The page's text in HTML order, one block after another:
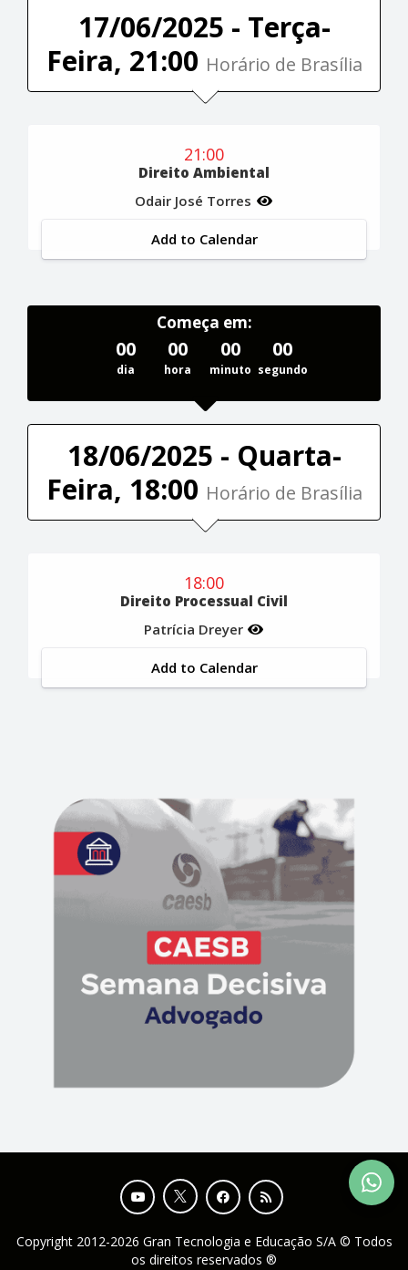
17/06/2025 - Terça-
Feira, 21:00 Horário de Brasília
21:00
Direito Ambiental
Odair José Torres
Add to Calendar
Começa em:
00
dia
00
hora
00
minuto
00
segundo
18/06/2025 - Quarta-
Feira, 18:00 Horário de Brasília
18:00
Direito Processual Civil
Patrícia Dreyer
Add to Calendar
Copyright 2012-2026 Gran Tecnologia e Educação S/A © Todos
os direitos reservados ®